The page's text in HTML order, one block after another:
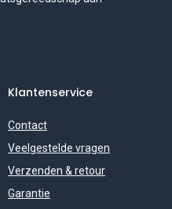
Klantenservice
Contact
Veelgestelde vragen
Verzenden & retour
Garantie